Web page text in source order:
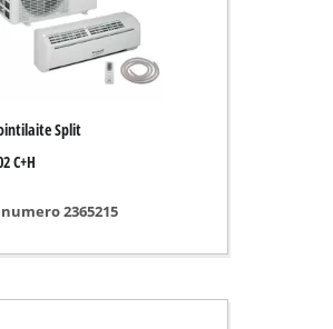
Split
C+H
2365215